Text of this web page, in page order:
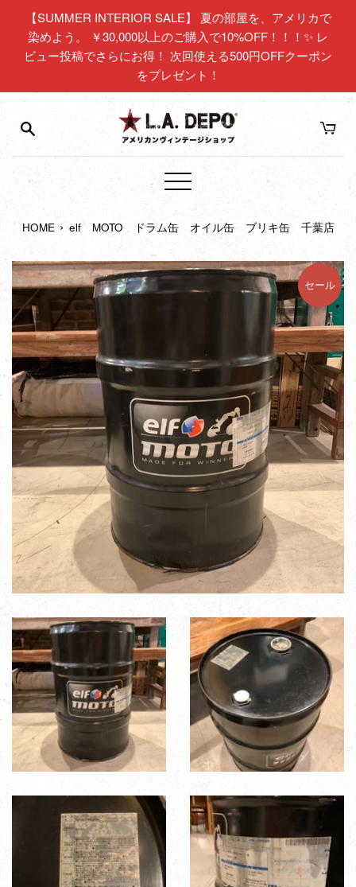
【SUMMER INTERIOR SALE】 夏の部屋を、アメリカで
染めよう。 ￥30,000以上のご購入で10%OFF！！！✨ レ
ビュー投稿でさらにお得！ 次回使える500円OFFクーポン
をプレゼント！
メ
ュ
HOME › elf MOTO ドラム缶 オイル缶 ブリキ缶 千葉店
セール